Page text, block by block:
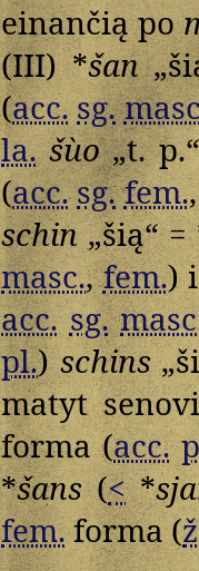
einančią po
(III) *šan
(acc.sg.
la. šùo„t.
(acc.sg.fem.
schin„šią“ =
masc.,fem.)
acc. sg.
pl.)schins
matyt
forma (acc.
*šans(<*
fem.forma (